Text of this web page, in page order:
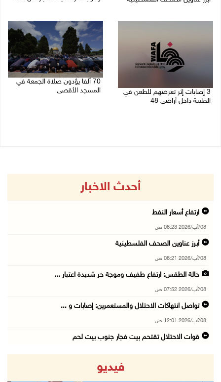
3 إصابات إثر تعرضهم للطعن في
الطيبة داخل أراضي 48
70 ألفا يؤدون صلاة الجمعة في
المسجد الأقصى
أحدث الاخبار
ارتفاع أسعار النفط
08/آب/2026 08:23 ص
أبرز عناوين الصحف الفلسطينية
08/آب/2026 08:21 ص
حالة الطقس: ارتفاع طفيف وموجة حر شديدة اعتبار ...
08/آب/2026 07:52 ص
تواصل انتهاكات الاحتلال والمستعمرين: إصابات و ...
08/آب/2026 12:01 ص
قوات الاحتلال تقتحم بيت فجار جنوب بيت لحم
أسعار الغذاء العالمية عند أعلى مستوى منذ 3 سن ...
فيديو